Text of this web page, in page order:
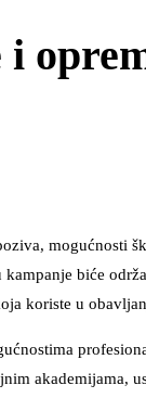
mogućnosti
biće
koriste u
akademijama,